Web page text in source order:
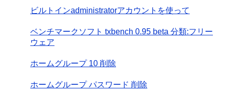
ビルトインadministratorアカウントを使って
ベンチマークソフト txbench 0.95 beta 分類:フリー
ウェア
ホームグループ 10 削除
ホームグループ パスワード 削除